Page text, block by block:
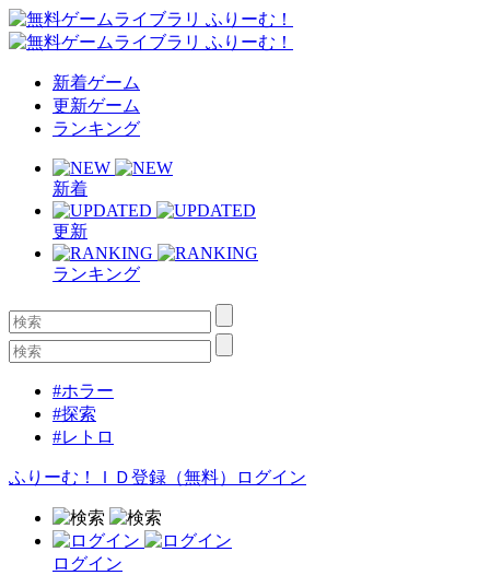
新着ゲーム
更新ゲーム
ランキング
新着
更新
ランキング
#ホラー
#探索
#レトロ
ふりーむ！ＩＤ登録（無料） ログイン
ログイン